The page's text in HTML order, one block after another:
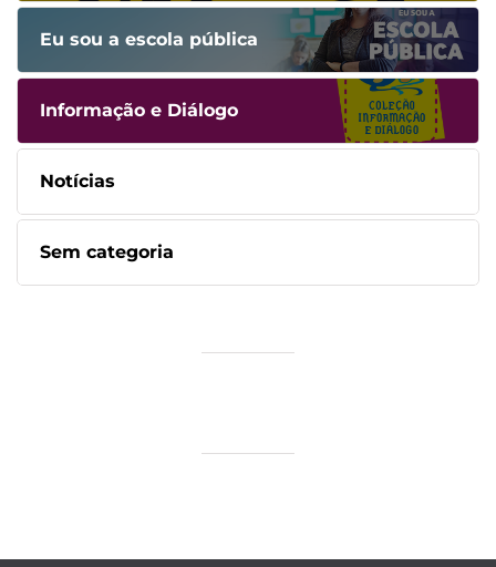
Eu sou a escola pública
Informação e Diálogo
Notícias
Sem categoria